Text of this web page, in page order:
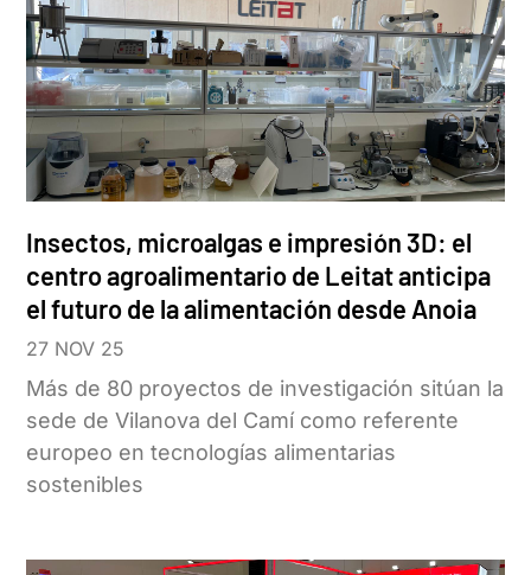
Insectos, microalgas e impresión 3D: el
centro agroalimentario de Leitat anticipa
el futuro de la alimentación desde Anoia
27 NOV 25
Más de 80 proyectos de investigación sitúan la
sede de Vilanova del Camí como referente
europeo en tecnologías alimentarias
sostenibles